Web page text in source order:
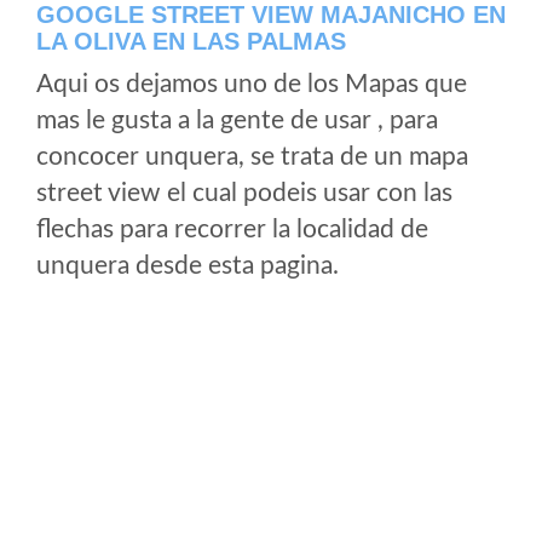
GOOGLE STREET VIEW MAJANICHO EN
LA OLIVA EN LAS PALMAS
Aqui os dejamos uno de los Mapas que
mas le gusta a la gente de usar , para
concocer unquera, se trata de un mapa
street view el cual podeis usar con las
flechas para recorrer la localidad de
unquera desde esta pagina.